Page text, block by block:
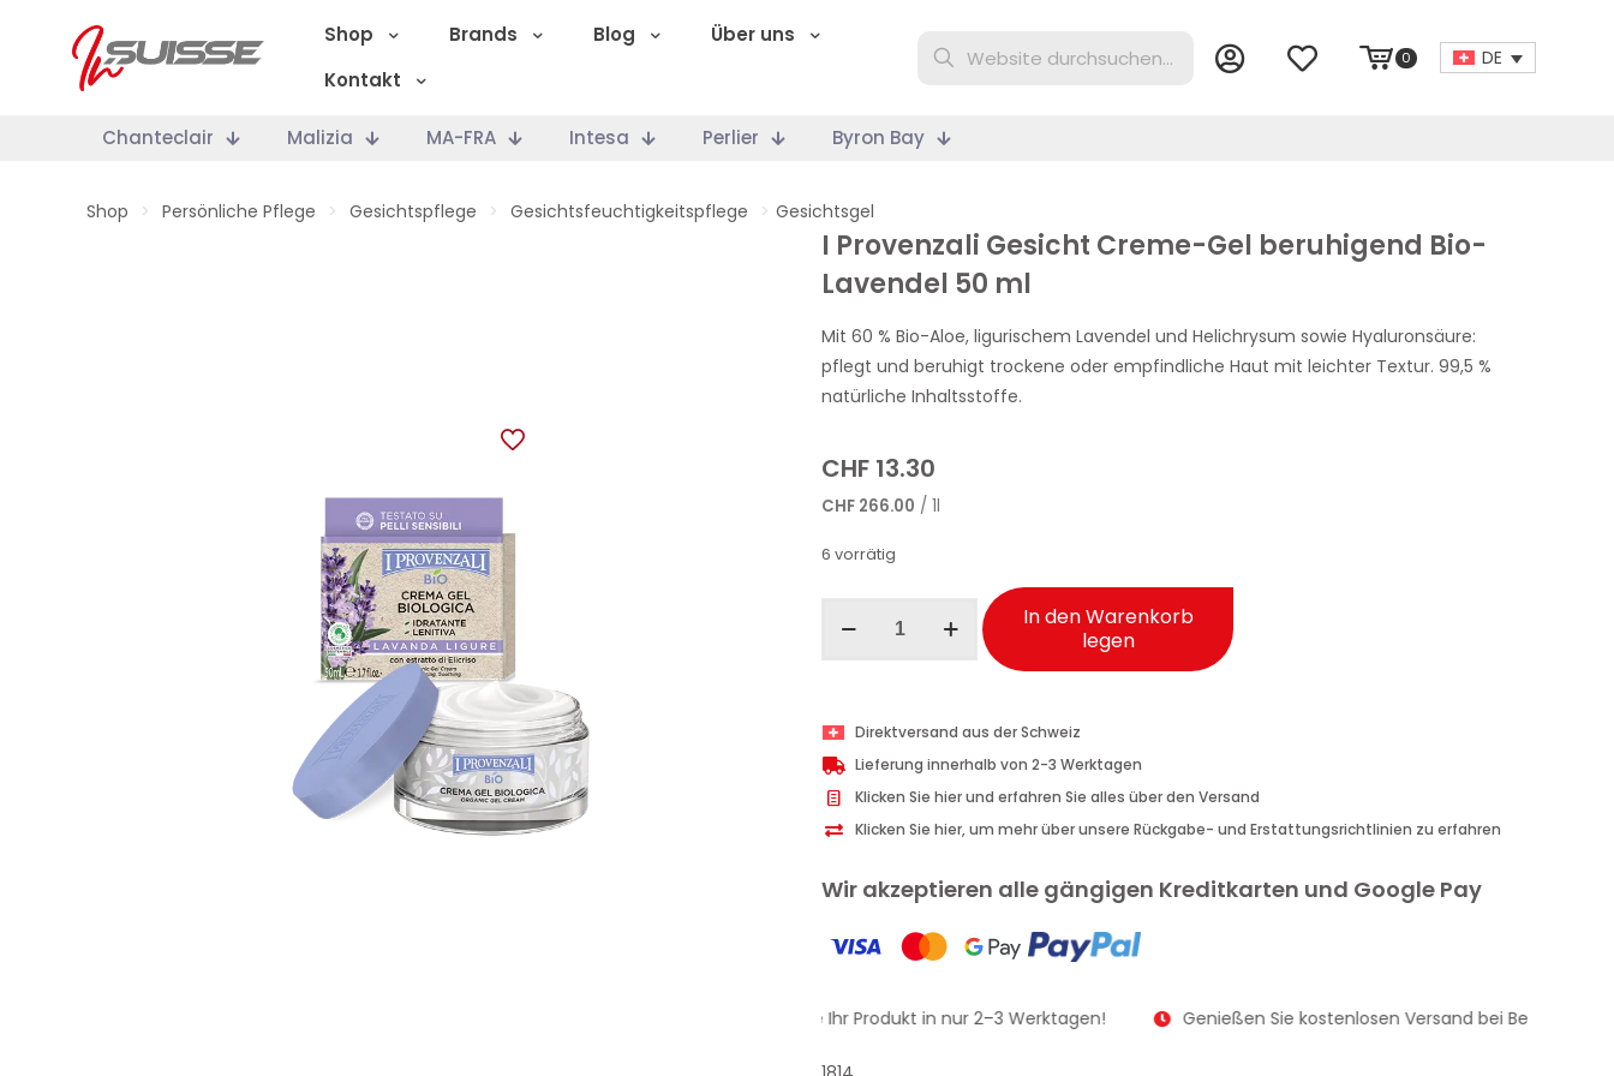
Shop Brands Blog
Über uns
Kontakt
0 DE
Chanteclair Malizia MA-FRA Intesa Perlier Byron Bay
Shop > Persönliche Pflege > Gesichtspflege > Gesichtsfeuchtigkeitspflege > Gesichtsgel
I Provenzali Gesicht Creme-Gel beruhigend Bio-
Lavendel 50 ml
Mit 60 % Bio-Aloe, ligurischem Lavendel und Helichrysum sowie Hyaluronsäure:
pflegt und beruhigt trockene oder empfindliche Haut mit leichter Textur. 99,5 %
natürliche Inhaltsstoffe.
CHF 13.30
CHF 266.00 / 1l
6 vorrätig
Provenzali
Gel
beruhigend
Bio-
Lavendel
ml
In den Warenkorb
legen
Direktversand aus der Schweiz
Lieferung innerhalb von 2-3 Werktagen
Klicken Sie hier und erfahren Sie alles über den Versand
Klicken Sie hier, um mehr über unsere Rückgabe- und Erstattungsrichtlinien zu erfahren
Wir akzeptieren alle gängigen Kreditkarten und Google Pay
Erhalten Sie Ihr Produkt in nur 2–3 Werktagen! Genießen Sie kostenlosen Versand bei Bestellungen